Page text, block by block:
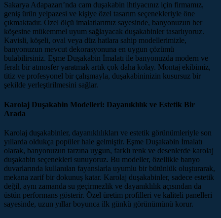
Sakarya Adapazarı’nda cam duşakabin ihtiyacınız için firmamız,
geniş ürün yelpazesi ve kişiye özel tasarım seçenekleriyle öne
çıkmaktadır. Özel ölçü imalatlarımız sayesinde, banyonuzun her
köşesine mükemmel uyum sağlayacak duşakabinler tasarlıyoruz.
Kavisli, köşeli, oval veya düz hatlara sahip modellerimizle,
banyonuzun mevcut dekorasyonuna en uygun çözümü
bulabilirsiniz. Eşme Duşakabin İmalatı ile banyonuzda modern ve
ferah bir atmosfer yaratmak artık çok daha kolay. Montaj ekibimiz,
titiz ve profesyonel bir çalışmayla, duşakabininizin kusursuz bir
şekilde yerleştirilmesini sağlar.
Karolaj Duşakabin Modelleri: Dayanıklılık ve Estetik Bir
Arada
Karolaj duşakabinler, dayanıklılıkları ve estetik görünümleriyle son
yıllarda oldukça popüler hale gelmiştir. Eşme Duşakabin İmalatı
olarak, banyonuzun tarzına uygun, farklı renk ve desenlerde karolaj
duşakabin seçenekleri sunuyoruz. Bu modeller, özellikle banyo
duvarlarında kullanılan fayanslarla uyumlu bir bütünlük oluşturarak,
mekana zarif bir dokunuş katar. Karolaj duşakabinler, sadece estetik
değil, aynı zamanda su geçirmezlik ve dayanıklılık açısından da
üstün performans gösterir. Özel üretim profilleri ve kaliteli panelleri
sayesinde, uzun yıllar boyunca ilk günkü görünümünü korur.